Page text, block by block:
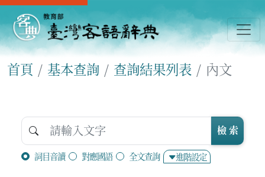
首頁 基本查詢 查詢結果列表 內文
詞目音讀 對應國語 全文查詢 進階設定
檢 索